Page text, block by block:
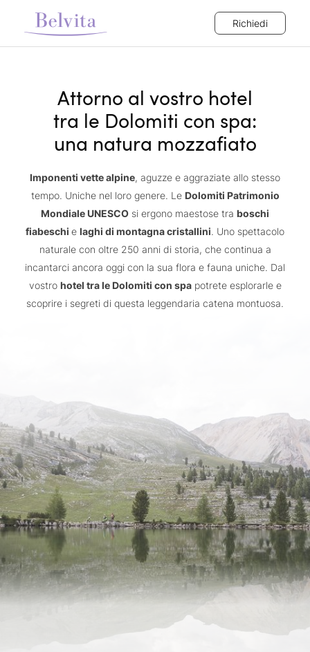
Richiedi
Attorno al vostro hotel
tra le Dolomiti con spa:
una natura mozzafiato
Imponenti vette alpine, aguzze e aggraziate allo stesso
tempo. Uniche nel loro genere. Le Dolomiti Patrimonio
Mondiale UNESCO si ergono maestose tra boschi
fiabeschi e laghi di montagna cristallini. Uno spettacolo
naturale con oltre 250 anni di storia, che continua a
incantarci ancora oggi con la sua flora e fauna uniche. Dal
vostro hotel tra le Dolomiti con spapotrete esplorarle e
scoprire i segreti di questa leggendaria catena montuosa.